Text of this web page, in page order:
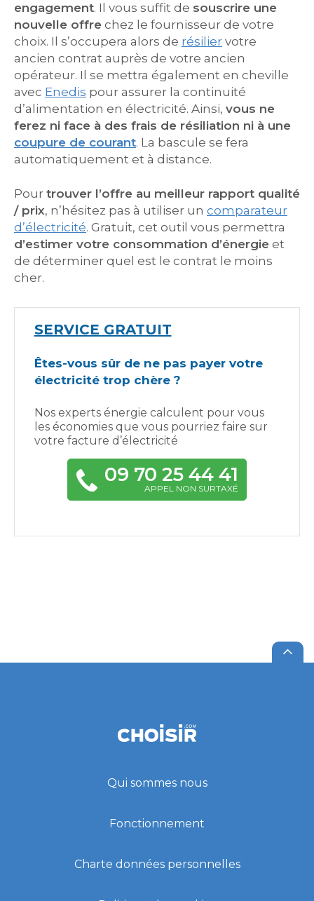
engagement. Il vous suffit de souscrire une
nouvelle offre chez le fournisseur de votre
choix. Il s’occupera alors de résilier votre
ancien contrat auprès de votre ancien
opérateur. Il se mettra également en cheville
avec Enedis pour assurer la continuité
d’alimentation en électricité. Ainsi, vous ne
ferez ni face à des frais de résiliation ni à une
coupure de courant. La bascule se fera
automatiquement et à distance.
Pour trouver l’offre au meilleur rapport qualité
/ prix, n’hésitez pas à utiliser un comparateur
d’électricité. Gratuit, cet outil vous permettra
d’estimer votre consommation d’énergie et
de déterminer quel est le contrat le moins
cher.
SERVICE GRATUIT
Êtes-vous sûr de ne pas payer votre
électricité trop chère ?
Nos experts énergie calculent pour vous
les économies que vous pourriez faire sur
votre facture d’électricité
09 70 25 44 41
APPEL NON SURTAXÉ
Qui sommes nous
Fonctionnement
Charte données personnelles